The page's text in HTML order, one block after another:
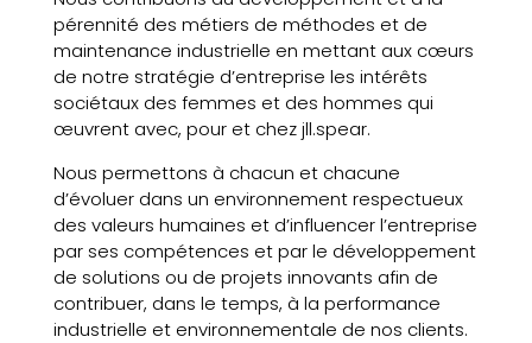
pérennité des métiers de méthodes et de
maintenance industrielle en mettant aux cœurs
de notre stratégie d’entreprise les intérêts
sociétaux des femmes et des hommes qui
œuvrent avec, pour et chez jll.spear.
Nous permettons à chacun et chacune
d’évoluer dans un environnement respectueux
des valeurs humaines et d’influencer l’entreprise
par ses compétences et par le développement
de solutions ou de projets innovants afin de
contribuer, dans le temps, à la performance
industrielle et environnementale de nos clients.